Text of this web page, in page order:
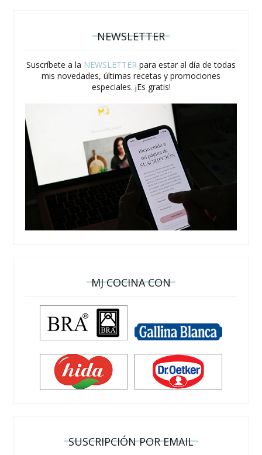
NEWSLETTER
Suscríbete a la NEWSLETTER para estar al día de todas
mis novedades, últimas recetas y promociones
especiales. ¡Es gratis!
MJ COCINA CON
SUSCRIPCIÓN POR EMAIL